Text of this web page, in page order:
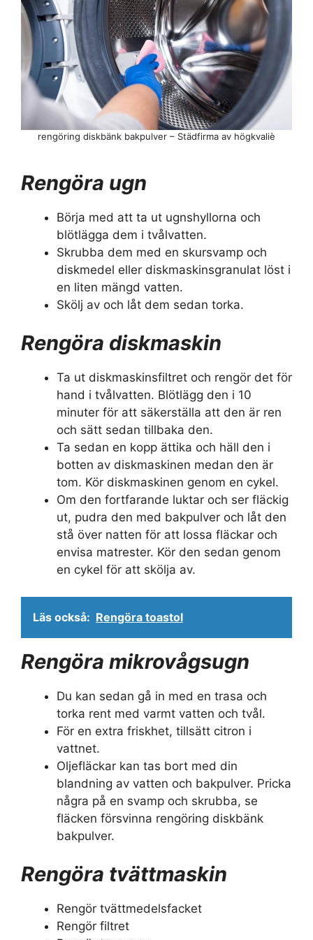
Rengöra ugn
Börja med att ta ut ugnshyllorna och
blötlägga dem i tvålvatten.
Skrubba dem med en skursvamp och
diskmedel eller diskmaskinsgranulat löst i
en liten mängd vatten.
Skölj av och låt dem sedan torka.
Rengöra diskmaskin
Ta ut diskmaskinsfiltret och rengör det för
hand i tvålvatten. Blötlägg den i 10
minuter för att säkerställa att den är ren
och sätt sedan tillbaka den.
Ta sedan en kopp ättika och häll den i
botten av diskmaskinen medan den är
tom. Kör diskmaskinen genom en cykel.
Om den fortfarande luktar och ser fläckig
ut, pudra den med bakpulver och låt den
stå över natten för att lossa fläckar och
envisa matrester. Kör den sedan genom
en cykel för att skölja av.
Läs också: Rengöra toastol
Rengöra mikrovågsugn
Du kan sedan gå in med en trasa och
torka rent med varmt vatten och tvål.
För en extra friskhet, tillsätt citron i
vattnet.
Oljefläckar kan tas bort med din
blandning av vatten och bakpulver. Pricka
några på en svamp och skrubba, se
fläcken försvinna rengöring diskbänk
bakpulver.
Rengöra tvättmaskin
Rengör tvättmedelsfacket
Rengör filtret
rengöring diskbänk bakpulver – Städfirma av högkvaliè